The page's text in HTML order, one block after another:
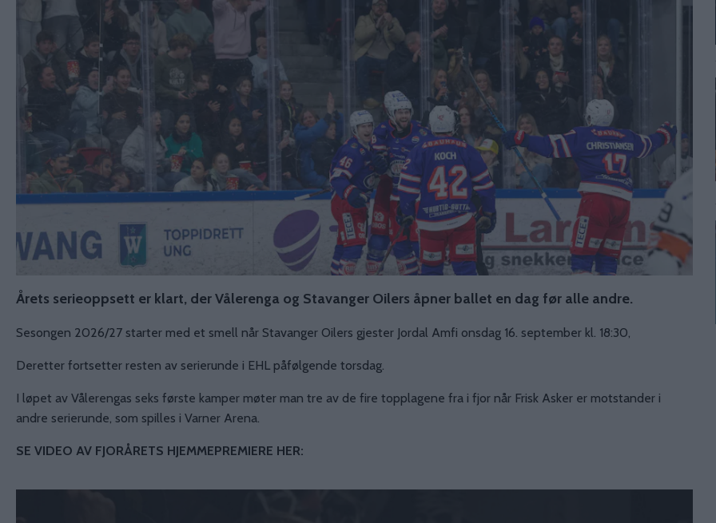
Årets serieoppsett er klart, der Vålerenga og Stavanger Oilers åpner ballet en dag før alle andre.
Sesongen 2026/27 starter med et smell når Stavanger Oilers gjester Jordal Amfi onsdag 16. september kl. 18:30,
Deretter fortsetter resten av serierunde i EHL påfølgende torsdag.
I løpet av Vålerengas seks første kamper møter man tre av de fire topplagene fra i fjor når Frisk Asker er motstander i
andre serierunde, som spilles i Varner Arena.
SE VIDEO AV FJORÅRETS HJEMMEPREMIERE HER: